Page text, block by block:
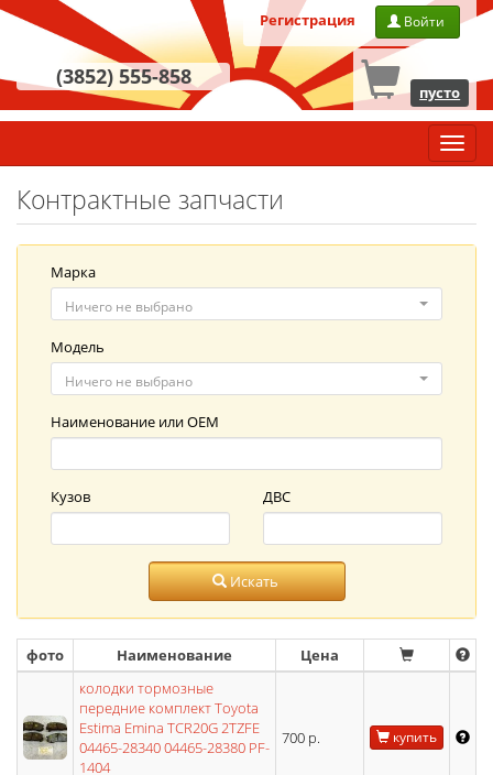
Регистрация Войти
(3852) 555-858
пусто
меню
Контрактные запчасти
Марка
Ничего не выбрано
Модель
Ничего не выбрано
Наименование илиOEM
Кузов ДВС
Искать
фото Наименование
Цена
колодки тормозные
передние комплект Toyota
Estima Emina TCR20G 2TZFE
04465-28340 04465-28380 PF-
1404
700 р. купить